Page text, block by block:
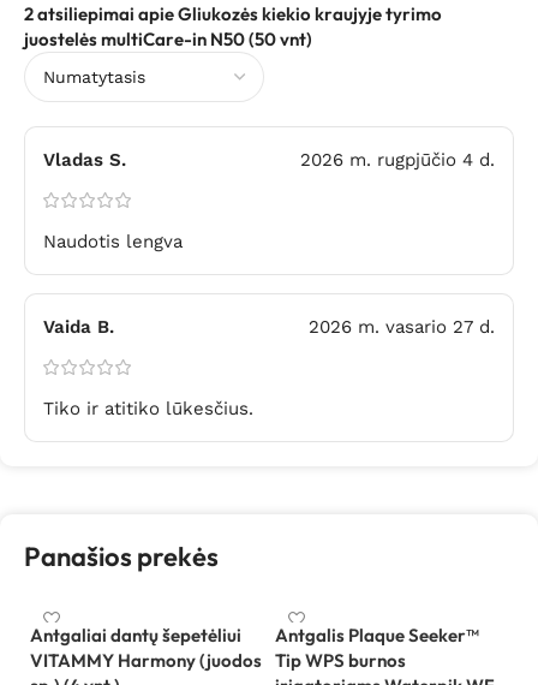
2 atsiliepimai apieGliukozės kiekio kraujyje tyrimo
juostelės multiCare-in N50 (50 vnt)
Vladas S. 2026 m. rugpjūčio 4 d.
Naudotis lengva
Vaida B. 2026 m. vasario 27 d.
Tiko ir atitiko lūkesčius.
Panašios prekės
Antgaliai dantų šepetėliui
VITAMMY Harmony (juodos
Antgalis Plaque Seeker™
Tip WPS burnos